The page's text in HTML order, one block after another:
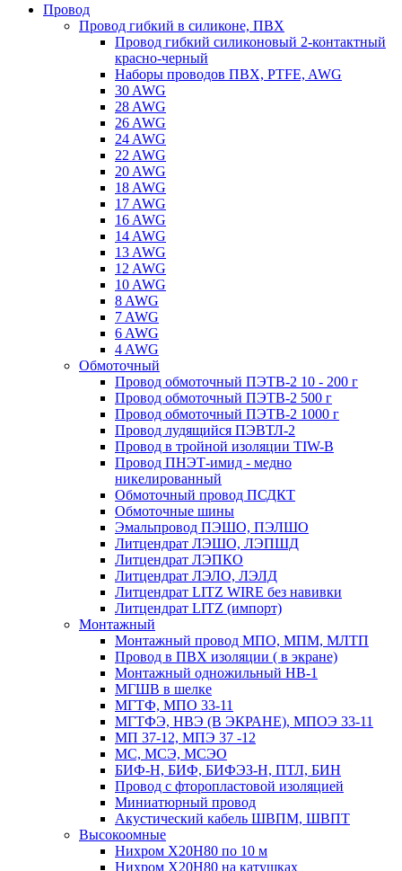
Провод
Провод гибкий в силиконе, ПВХ
Провод гибкий силиконовый 2-контактный
красно-черный
Наборы проводов ПВХ, PTFE, AWG
30 AWG
28 AWG
26 AWG
24 AWG
22 AWG
20 AWG
18 AWG
17 AWG
16 AWG
14 AWG
13 AWG
12 AWG
10 AWG
8 AWG
7 AWG
6 AWG
4 AWG
Обмоточный
Провод обмоточный ПЭТВ-2 10 - 200 г
Провод обмоточный ПЭТВ-2 500 г
Провод обмоточный ПЭТВ-2 1000 г
Провод лудящийся ПЭВТЛ-2
Провод в тройной изоляции TIW-B
Провод ПНЭТ-имид - медно
никелированный
Обмоточный провод ПСДКТ
Обмоточные шины
Эмальпровод ПЭШО, ПЭЛШО
Литцендрат ЛЭШО, ЛЭПШД
Литцендрат ЛЭПКО
Литцендрат ЛЭЛО, ЛЭЛД
Литцендрат LITZ WIRE без навивки
Литцендрат LITZ (импорт)
Монтажный
Монтажный провод МПО, МПМ, МЛТП
Провод в ПВХ изоляции ( в экране)
Монтажный одножильный HB-1
МГШВ в шелке
МГТФ, МПО 33-11
МГТФЭ, НВЭ (В ЭКРАНЕ), МПОЭ 33-11
МП 37-12, МПЭ 37 -12
МС, МСЭ, МСЭО
БИФ-Н, БИФ, БИФЭЗ-Н, ПТЛ, БИН
Провод с фторопластовой изоляцией
Миниатюрный провод
Акустический кабель ШВПМ, ШВПТ
Высокоомные
Нихром Х20Н80 по 10 м
Нихром Х20Н80 на катушках